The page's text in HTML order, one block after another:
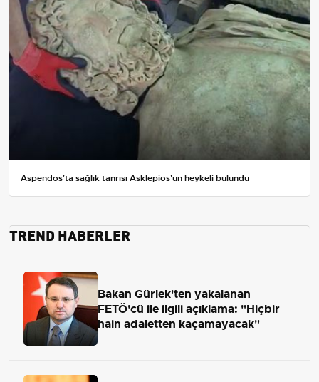
Aspendos'ta sağlık tanrısı Asklepios'un heykeli bulundu
TREND HABERLER
Bakan Gürlek'ten yakalanan
FETÖ'cü ile ilgili açıklama: "Hiçbir
hain adaletten kaçamayacak"